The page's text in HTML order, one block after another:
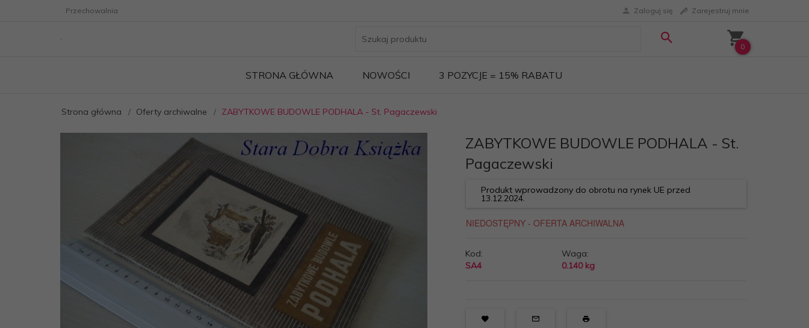
Przechowalnia Zaloguj się Zarejestruj mnie
0
STRONA GŁÓWNA NOWOŚCI 3 POZYCJE = 15% RABATU
Strona główna Oferty archiwalne ZABYTKOWE BUDOWLE PODHALA - St. Pagaczewski
ZABYTKOWE BUDOWLE PODHALA - St.
Pagaczewski
Produkt wprowadzony do obrotu na rynek UE przed
13.12.2024.
Kod:
SA4
Waga:
0.140 kg